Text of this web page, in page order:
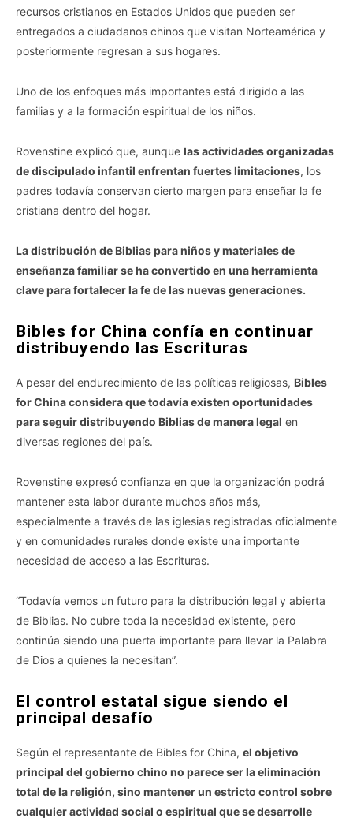
recursos cristianos en Estados Unidos que pueden ser
entregados a ciudadanos chinos que visitan Norteamérica y
posteriormente regresan a sus hogares.
Uno de los enfoques más importantes está dirigido a las
familias y a la formación espiritual de los niños.
Rovenstine explicó que, aunque las actividades organizadas
de discipulado infantil enfrentan fuertes limitaciones, los
padres todavía conservan cierto margen para enseñar la fe
cristiana dentro del hogar.
La distribución de Biblias para niños y materiales de
enseñanza familiar se ha convertido en una herramienta
clave para fortalecer la fe de las nuevas generaciones.
Bibles for China confía en continuar
distribuyendo las Escrituras
A pesar del endurecimiento de las políticas religiosas, Bibles
for China considera que todavía existen oportunidades
para seguir distribuyendo Biblias de manera legal en
diversas regiones del país.
Rovenstine expresó confianza en que la organización podrá
mantener esta labor durante muchos años más,
especialmente a través de las iglesias registradas oficialmente
y en comunidades rurales donde existe una importante
necesidad de acceso a las Escrituras.
“Todavía vemos un futuro para la distribución legal y abierta
de Biblias. No cubre toda la necesidad existente, pero
continúa siendo una puerta importante para llevar la Palabra
de Dios a quienes la necesitan”.
El control estatal sigue siendo el
principal desafío
Según el representante de Bibles for China, el objetivo
principal del gobierno chino no parece ser la eliminación
total de la religión, sino mantener un estricto control sobre
cualquier actividad social o espiritual que se desarrolle